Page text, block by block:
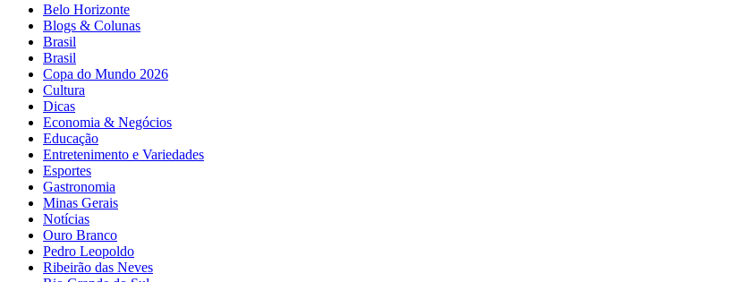
Belo Horizonte
Blogs & Colunas
Brasil
Brasil
Copa do Mundo 2026
Cultura
Dicas
Economia & Negócios
Educação
Entretenimento e Variedades
Esportes
Gastronomia
Minas Gerais
Notícias
Ouro Branco
Pedro Leopoldo
Ribeirão das Neves